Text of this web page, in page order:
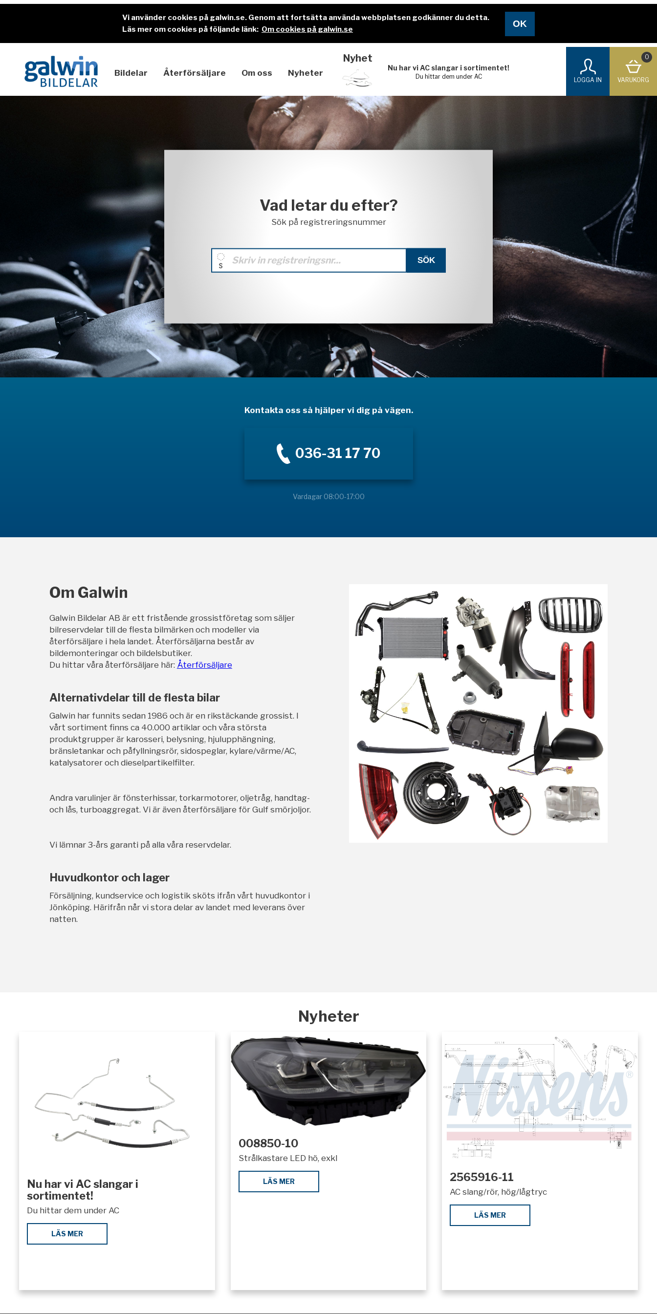
Vi använder cookies på galwin.se. Genom att fortsätta använda webbplatsen godkänner du detta.
Läs mer om cookies på följande länk: Om cookies på galwin.se
Bildelar Återförsäljare Om oss Nyheter
Nyhet
Nu har vi AC slangar i sortimentet!
Du hittar dem under AC
LOGGA IN
0
VARUKORG
Vad letar du efter?
Sök på registreringsnummer
Kontakta oss så hjälper vi dig på vägen.
036-31 17 70
Vardagar 08:00-17:00
Om Galwin
Galwin Bildelar AB är ett fristående grossistföretag som säljer
bilreservdelar till de flesta bilmärken och modeller via
återförsäljare i hela landet. Återförsäljarna består av
bildemonteringar och bildelsbutiker.
Du hittar våra återförsäljare här: Återförsäljare
Alternativdelar till de flesta bilar
Galwin har funnits sedan 1986 och är en rikstäckande grossist. I
vårt sortiment finns ca 40.000 artiklar och våra största
produktgrupper är karosseri, belysning, hjulupphängning,
bränsletankar och påfyllningsrör, sidospeglar, kylare/värme/AC,
katalysatorer och dieselpartikelfilter.
Andra varulinjer är fönsterhissar, torkarmotorer, oljetråg, handtag-
och lås, turboaggregat. Vi är även återförsäljare för Gulf smörjoljor.
Vi lämnar 3-års garanti på alla våra reservdelar.
Huvudkontor och lager
Försäljning, kundservice och logistik sköts ifrån vårt huvudkontor i
Jönköping. Härifrån når vi stora delar av landet med leverans över
natten.
Nyheter
Nu har vi AC slangar i
sortimentet!
Du hittar dem under AC
LÄS MER
008850-10
Strålkastare LED hö, exkl
LÄS MER 2565916-11
AC slang/rör, hög/lågtryc
LÄS MER